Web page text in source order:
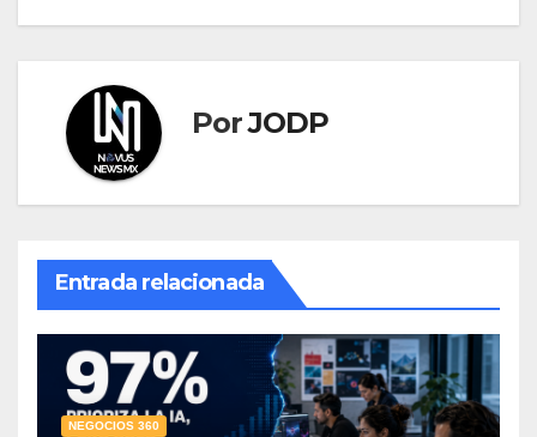
PorJODP
Entrada relacionada
NEGOCIOS 360